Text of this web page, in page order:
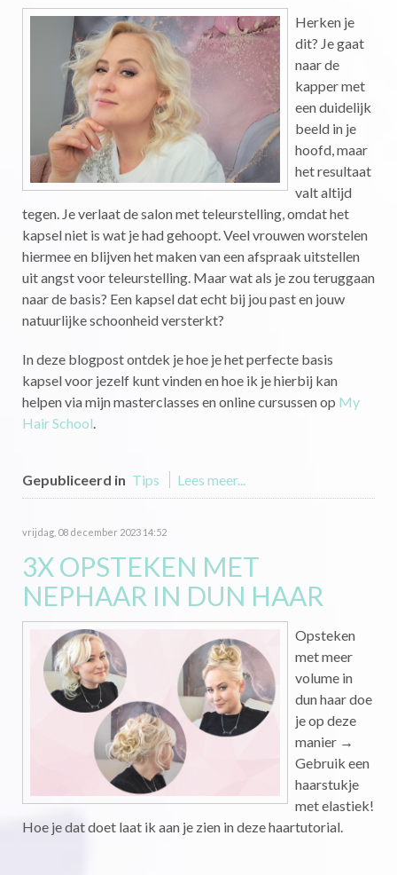
Herken je
dit? Je gaat
naar de
kapper met
een duidelijk
beeld in je
hoofd, maar
het resultaat
valt altijd
tegen. Je verlaat de salon met teleurstelling, omdat het
kapsel niet is wat je had gehoopt. Veel vrouwen worstelen
hiermee en blijven het maken van een afspraak uitstellen
uit angst voor teleurstelling. Maar wat als je zou teruggaan
naar de basis? Een kapsel dat echt bij jou past en jouw
natuurlijke schoonheid versterkt?
In deze blogpost ontdek je hoe je het perfecte basis
kapsel voor jezelf kunt vinden en hoe ik je hierbij kan
helpen via mijn masterclasses en online cursussen op My
Hair School.
Gepubliceerd in Tips Lees meer...
vrijdag, 08 december 2023 14:52
3X OPSTEKEN MET
NEPHAAR IN DUN HAAR
Opsteken
met meer
volume in
dun haar doe
je op deze
manier →
Gebruik een
haarstukje
met elastiek!
Hoe je dat doet laat ik aan je zien in deze haartutorial.